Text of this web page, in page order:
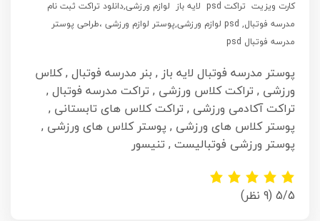
کارت ویزیت تراکت psd لایه باز لوازم ورزشی,دانلود تراکت ثبت نام
مدرسه فوتبال, psd لوازم ورزشی,پوستر لوازم ورزشی ،طراحی پوستر
مدرسه فوتبال psd
پوستر مدرسه فوتبال لایه باز , بنر مدرسه فوتبال , کلاس
ورزشی , تراکت کلاس ورزشی , تراکت مدرسه فوتبال ,
تراکت آکادمی ورزشی , تراکت کلاس های تابستانی ,
پوستر کلاس های ورزشی , پوستر کلاس های ورزشی ,
پوستر ورزشی فوتبالیست , تنیسور
5/5 (9 نظر)